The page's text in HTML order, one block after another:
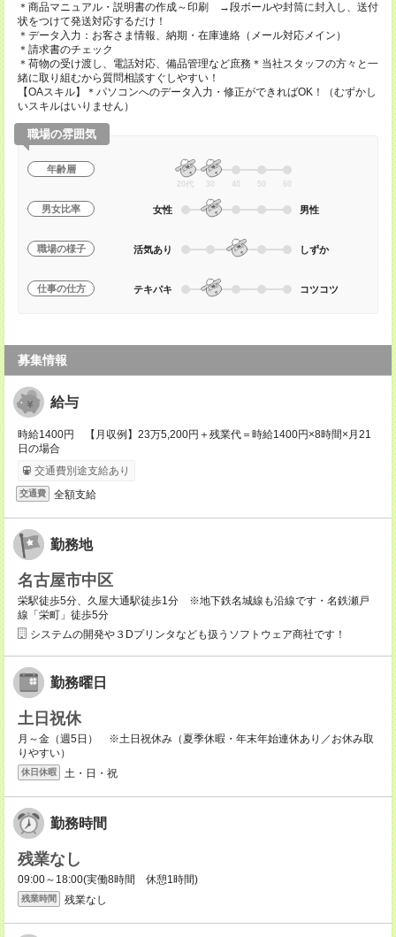
＊商品マニュアル・説明書の作成～印刷 →段ボールや封筒に封入し、送付
状をつけて発送対応するだけ！
＊データ入力：お客さま情報、納期・在庫連絡（メール対応メイン）
＊請求書のチェック
＊荷物の受け渡し、電話対応、備品管理など庶務＊当社スタッフの方々と一
緒に取り組むから質問相談すぐしやすい！
【OAスキル】＊パソコンへのデータ入力・修正ができればOK！（むずかし
いスキルはいりません）
職場の雰囲気
年齢層
20代 30 40 50 60
男女比率 女性 男性
職場の様子 活気あり しずか
仕事の仕方 テキパキ コツコツ
募集情報
給与
時給1400円 【月収例】23万5,200円＋残業代＝時給1400円×8時間×月21
日の場合
交通費別途支給あり
交通費 全額支給
勤務地
名古屋市中区
栄駅徒歩5分、久屋大通駅徒歩1分 ※地下鉄名城線も沿線です・名鉄瀬戸
線「栄町」徒歩5分
システムの開発や３Dプリンタなども扱うソフトウェア商社です！
勤務曜日
土日祝休
月～金（週5日） ※土日祝休み（夏季休暇・年末年始連休あり／お休み取
りやすい）
休日休暇 土・日・祝
勤務時間
残業なし
09:00～18:00(実働8時間 休憩1時間)
残業時間 残業なし